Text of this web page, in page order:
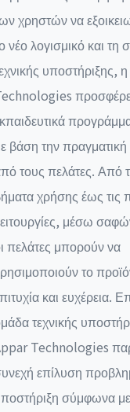
χρηστών να
νέο λογισμικό και τη
υποστήριξης,
βάση την
τους πελάτες. Από
χρήσης έως τις
μέσω
πελάτες μπορούν να
το
και ευχέρεια.
τεχνικής
Technologies
επίλυση
σύμφωνα